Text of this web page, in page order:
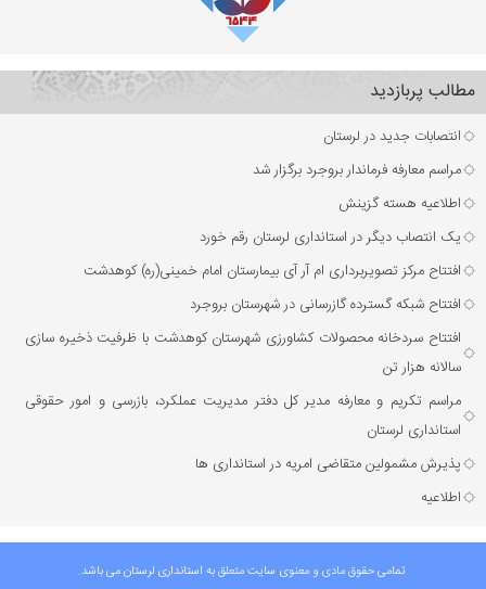
مطالب پربازدید
انتصابات جدید در لرستان
مراسم معارفه فرماندار بروجرد برگزار شد
اطلاعیه هسته گزینش
یک انتصاب دیگر در استانداری لرستان رقم خورد
افتتاح مرکز تصویربرداری ام آر آی بیمارستان امام خمینی(ره) کوهدشت
افتتاح شبکه گسترده گازرسانی در شهرستان بروجرد
افتتاح سردخانه محصولات کشاورزی شهرستان کوهدشت با ظرفیت ذخیره‌ سازی
سالانه هزار تن
مراسم تکریم و معارفه مدیر کل دفتر مدیریت عملکرد، بازرسی و امور حقوقی
استانداری لرستان
پذیرش مشمولین متقاضی امریه در استانداری ها
اطلاعیه
تمامی حقوق مادی و معنوی سایت متعلق به استانداری لرستان می باشد.